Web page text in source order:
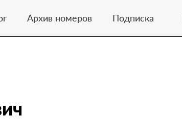
Архив номеров Подписка